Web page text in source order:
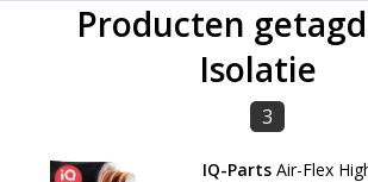
Producten
Isolatie
3
IQ-Parts Air-Flex